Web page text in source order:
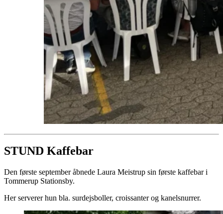
STUND Kaffebar
Den første september åbnede Laura Meistrup sin første kaffebar i
Tommerup Stationsby.
Her serverer hun bla. surdejsboller, croissanter og kanelsnurrer.